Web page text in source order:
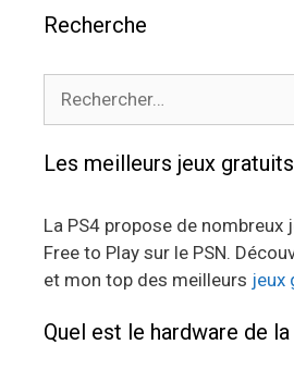
Recherche
Les meilleurs jeux
La PS4 propose de nombreux
Free to Play sur le PSN.
et mon top des meilleurs jeux
Quel est le hardware de la